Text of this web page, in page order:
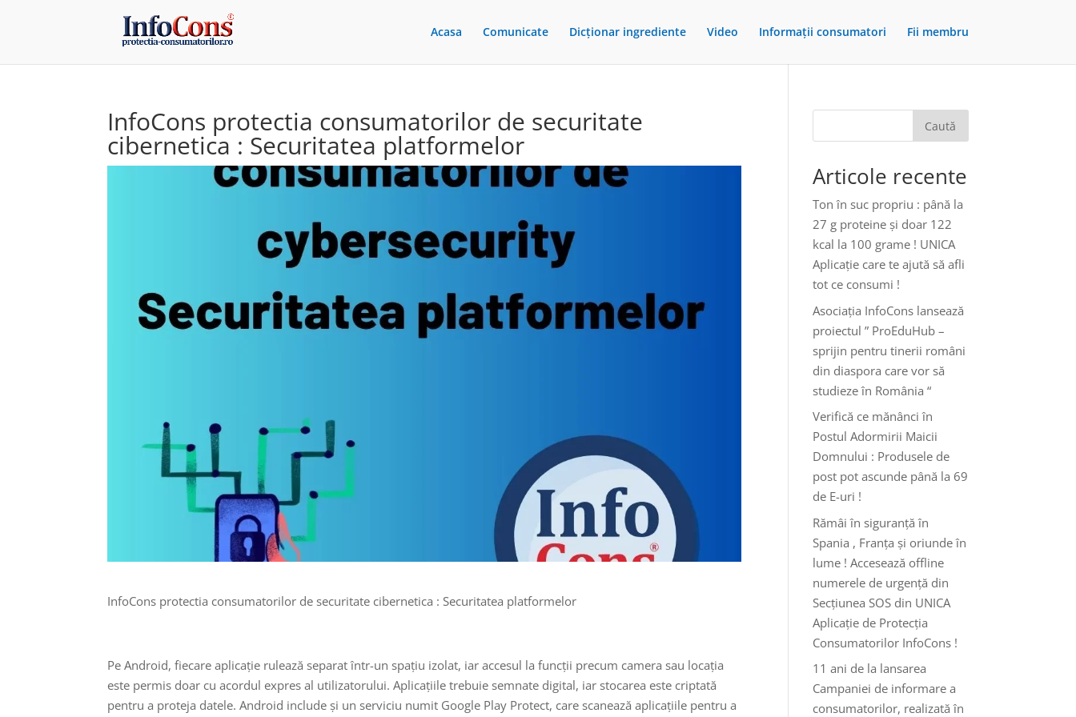
Acasa Comunicate Dicționar ingrediente Video Informații consumatori Fii membru
InfoCons protectia consumatorilor de securitate
cibernetica : Securitatea platformelor
InfoCons protectia consumatorilor de securitate cibernetica : Securitatea platformelor
Pe Android, fiecare aplicație rulează separat într-un spațiu izolat, iar accesul la funcții precum camera sau locația
este permis doar cu acordul expres al utilizatorului. Aplicațiile trebuie semnate digital, iar stocarea este criptată
pentru a proteja datele. Android include și un serviciu numit Google Play Protect, care scanează aplicațiile pentru a
Caută
Articole recente
Ton în suc propriu : până la
27 g proteine și doar 122
kcal la 100 grame ! UNICA
Aplicație care te ajută să afli
tot ce consumi !
Asociația InfoCons lansează
proiectul ” ProEduHub –
sprijin pentru tinerii români
din diaspora care vor să
studieze în România “
Verifică ce mănânci în
Postul Adormirii Maicii
Domnului : Produsele de
post pot ascunde până la 69
de E-uri !
Rămâi în siguranță în
Spania , Franța și oriunde în
lume ! Accesează offline
numerele de urgență din
Secțiunea SOS din UNICA
Aplicație de Protecția
Consumatorilor InfoCons !
11 ani de la lansarea
Campaniei de informare a
consumatorilor, realizată în